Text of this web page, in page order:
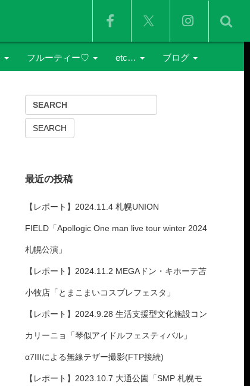
フルーティー♡
晴乃せり
井沼真愛
etc…
ぺろぺろきゃんでぃ
ex.HAPPY少女♪
Teamくれれっ娘！
ex.フルーティー♡
ex.Cradle
ブログ
最近の投稿
【レポート】2024.11.4 札幌UNION
FIELD「Apollogic One man live tour winter 2024
札幌公演」
【レポート】2024.11.2 MEGAドン・キホーテ苫
小牧店「とまこまいコスプレフェスタ」
【レポート】2024.9.28 生活支援型文化施設コン
カリーニョ「琴似アイドルフェスティバル」
α7IIIによる無線テザー撮影(FTP接続)
【レポート】2023.10.7 大通公園「SMP 札幌モ